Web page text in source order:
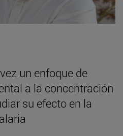
un enfoque de
a la concentración
su efecto en la